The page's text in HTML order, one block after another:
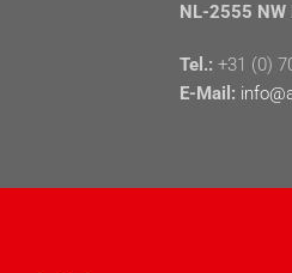
NL-2555 NW
Tel.: +31 (0)
E-Mail: